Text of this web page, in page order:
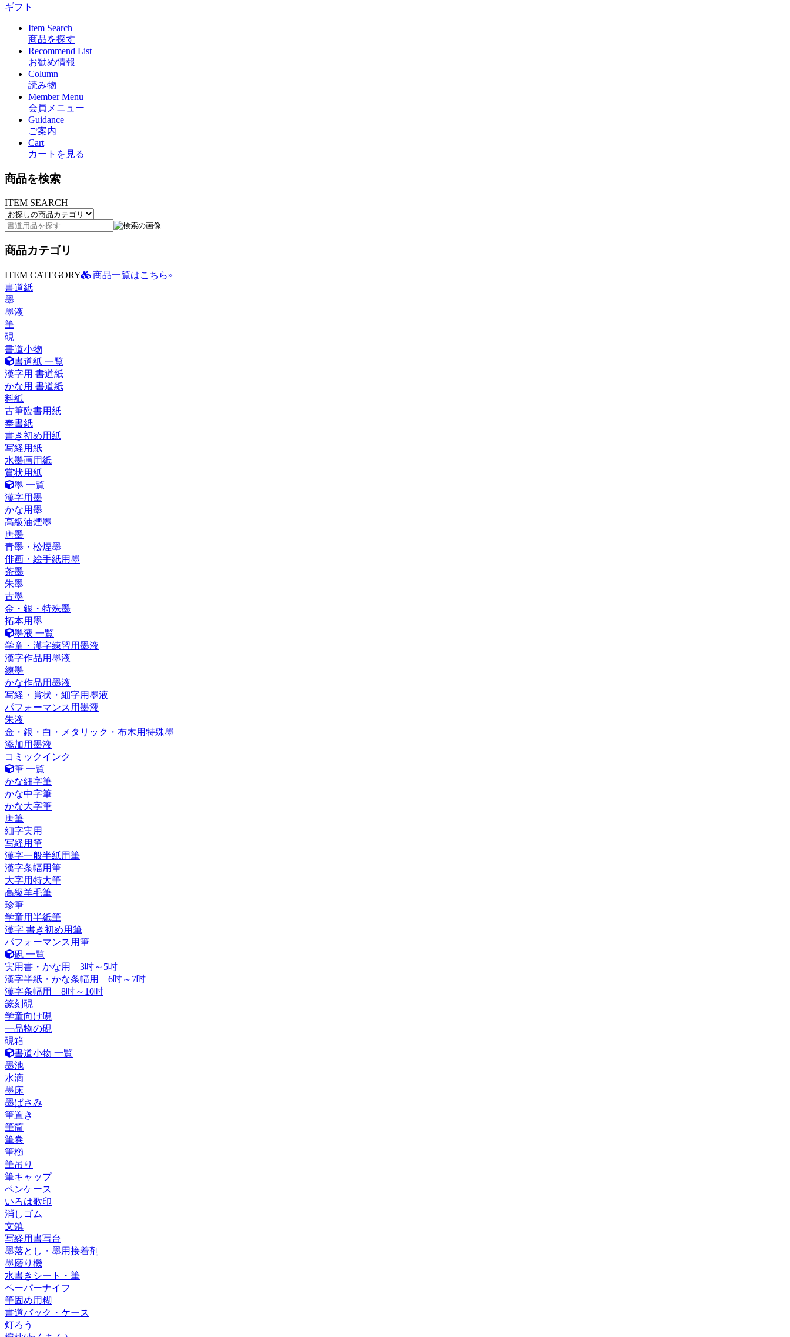
ギフト
Item Search
商品を探す
Recommend List
お勧め情報
Column
読み物
Member Menu
会員メニュー
Guidance
ご案内
Cart
カートを見る
商品を検索
ITEM SEARCH
商品カテゴリ
ITEM CATEGORY
商品一覧はこちら»
書道紙
墨
墨液
筆
硯
書道小物
書道紙 一覧
漢字用 書道紙
かな用 書道紙
料紙
古筆臨書用紙
奉書紙
書き初め用紙
写経用紙
水墨画用紙
賞状用紙
墨 一覧
漢字用墨
かな用墨
高級油煙墨
唐墨
青墨・松煙墨
俳画・絵手紙用墨
茶墨
朱墨
古墨
金・銀・特殊墨
拓本用墨
墨液 一覧
学童・漢字練習用墨液
漢字作品用墨液
練墨
かな作品用墨液
写経・賞状・細字用墨液
パフォーマンス用墨液
朱液
金・銀・白・メタリック・布木用特殊墨
添加用墨液
コミックインク
筆 一覧
かな細字筆
かな中字筆
かな大字筆
唐筆
細字実用
写経用筆
漢字一般半紙用筆
漢字条幅用筆
大字用特大筆
高級羊毛筆
珍筆
学童用半紙筆
漢字 書き初め用筆
パフォーマンス用筆
硯 一覧
実用書・かな用 3吋～5吋
漢字半紙・かな条幅用 6吋～7吋
漢字条幅用 8吋～10吋
篆刻硯
学童向け硯
一品物の硯
硯箱
書道小物 一覧
墨池
水滴
墨床
墨ばさみ
筆置き
筆筒
筆巻
筆櫛
筆吊り
筆キャップ
ペンケース
いろは歌印
消しゴム
文鎮
写経用書写台
墨落とし・墨用接着剤
墨磨り機
水書きシート・筆
ペーパーナイフ
筆固め用糊
書道バック・ケース
灯ろう